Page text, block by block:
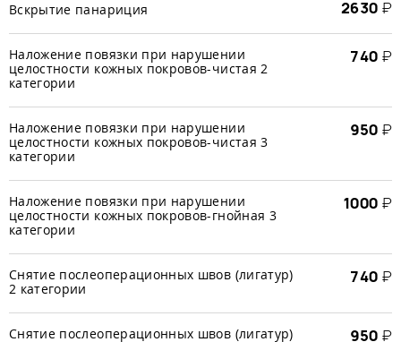
Вскрытие панариция 2630 ₽
Наложение повязки при нарушении
целостности кожных покровов-чистая 2
категории
740 ₽
Наложение повязки при нарушении
целостности кожных покровов-чистая 3
категории
950 ₽
Наложение повязки при нарушении
целостности кожных покровов-гнойная 3
категории
1000 ₽
Снятие послеоперационных швов (лигатур)
2 категории
740 ₽
Снятие послеоперационных швов (лигатур)
950 ₽